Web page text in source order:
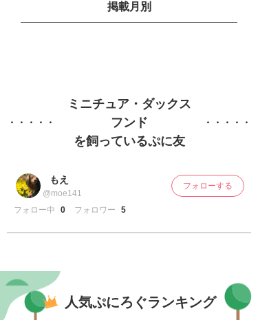
掲載月別
ミニチュア・ダックス
フンド
を飼っているぷに友
もえ
@moe141
フォロー中
0 フォロワー 5
フォローする
人気ぷにろぐランキング